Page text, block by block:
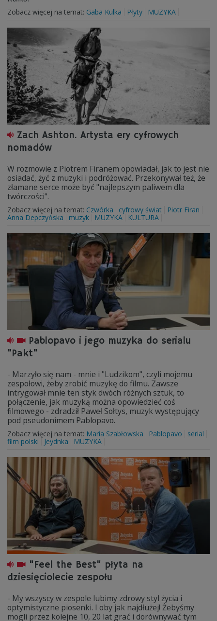
Zobacz więcej na temat: Gaba Kulka Płyty MUZYKA
Zach Ashton. Artysta ery cyfrowych
nomadów
W rozmowie z Piotrem Firanem opowiadał, jak to jest nie
osiadać, żyć z muzyki i podróżować. Przekonywał też, że
złamane serce może być "najlepszym paliwem dla
twórczości".
Zobacz więcej na temat: Czwórka cyfrowy świat
Piotr Firan
Anna Depczyńska
muzyk MUZYKA KULTURA
Pablopavo i jego muzyka do serialu
"Pakt"
- Marzyło się nam - mnie i "Ludzikom", czyli mojemu
zespołowi, żeby zrobić muzykę do filmu. Zawsze
intrygował mnie ten styk dwóch różnych sztuk, to
połączenie, jak muzyką można opowiedzieć coś
filmowego - zdradził Paweł Sołtys, muzyk występujący
pod pseudonimem Pablopavo.
Zobacz więcej na temat: Maria Szabłowska Pablopavo
serial
film polski
Jeydnka MUZYKA
"Feel the Best" płyta na
dziesięciolecie zespołu
- My wszyscy w zespole lubimy zdrowy styl życia i
optymistyczne piosenki. I oby jak najdłużej! Żebyśmy
mogli przez kolejne 10, 20 lat grać i dorównywać tym